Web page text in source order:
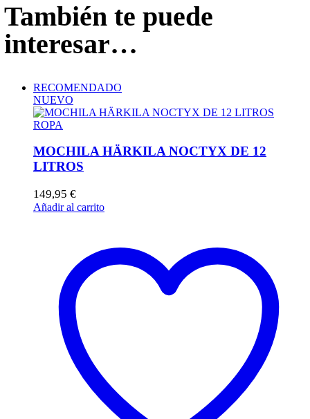
También te puede
interesar…
RECOMENDADO
NUEVO
ROPA
MOCHILA HÄRKILA NOCTYX DE 12
LITROS
149,95 €
Añadir al carrito